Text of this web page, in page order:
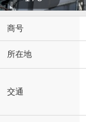
商号
所在地
交通